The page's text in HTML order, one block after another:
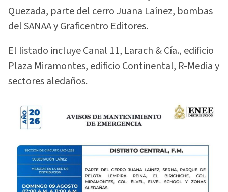
Quezada, parte del cerro Juana Laínez, bombas
del SANAA y Graficentro Editores.
El listado incluye Canal 11, Larach & Cía., edificio
Plaza Miramontes, edificio Continental, R-Media y
sectores aledaños.